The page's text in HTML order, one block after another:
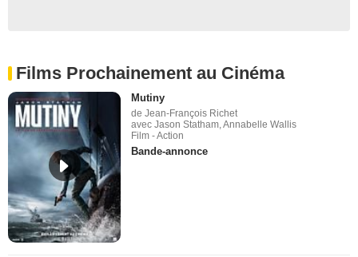
Films Prochainement au Cinéma
Mutiny
de Jean-François Richet
avec Jason Statham, Annabelle Wallis
Film - Action
Bande-annonce